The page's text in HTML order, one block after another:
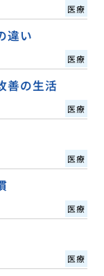
医療
違い
医療
善の生活
医療
医療
医療
医療